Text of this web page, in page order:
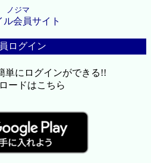
ノジマ
ル会員サイト
ログイン
単にログインができる!!
ードはこちら